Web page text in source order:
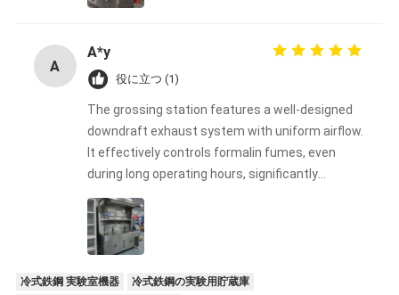
frequent use in our laboratory. The overall
simple to install. Highly recommended for
laboratories or production environments that
A
A*y
役に立つ (1)
The grossing station features a well-designed
downdraft exhaust system with uniform airflow.
It effectively controls formalin fumes, even
during long operating hours, significantly
improving laboratory safety.
冷式鉄鋼 実験室機器
冷式鉄鋼の実験用貯蔵庫